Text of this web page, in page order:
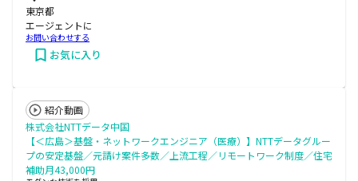
東京都
エージェントに
お問い合わせする
お気に入り
紹介動画
株式会社NTTデータ中国
【＜広島＞基盤・ネットワークエンジニア（医療）】NTTデータグルー
プの安定基盤／元請け案件多数／上流工程／リモートワーク制度／住宅
補助月43,000円